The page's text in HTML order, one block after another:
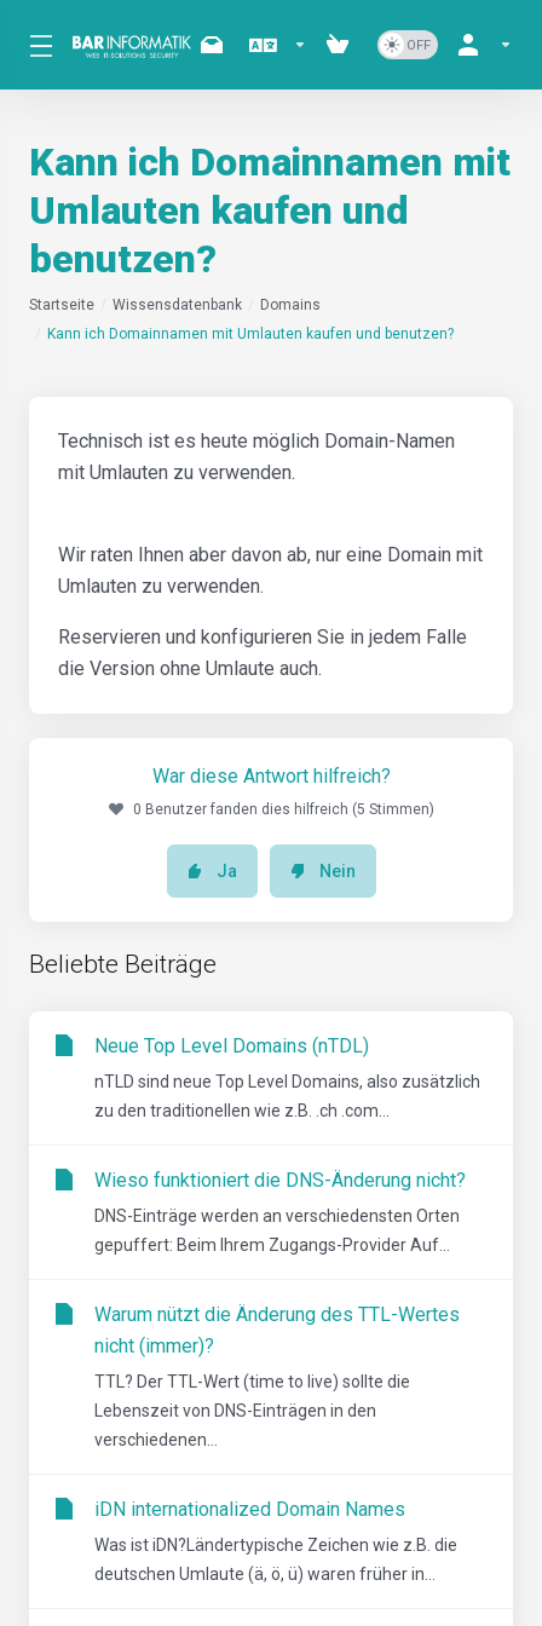
Kann ich Domainnamen mit
Umlauten kaufen und
benutzen?
Startseite Wissensdatenbank
Domains
Kann ich Domainnamen mit Umlauten kaufen und benutzen?
Technisch ist es heute möglich Domain-Namen
mit Umlauten zu verwenden.
Wir raten Ihnen aber davon ab, nur eine Domain mit
Umlauten zu verwenden.
Reservieren und konfigurieren Sie in jedem Falle
die Version ohne Umlaute auch.
War diese Antwort hilfreich?
0 Benutzer fanden dies hilfreich (5 Stimmen)
Ja Nein
Beliebte Beiträge
Neue Top Level Domains (nTDL)
nTLD sind neue Top Level Domains, also zusätzlich
zu den traditionellen wie z.B. .ch .com...
Wieso funktioniert die DNS-Änderung nicht?
DNS-Einträge werden an verschiedensten Orten
gepuffert: Beim Ihrem Zugangs-Provider Auf...
Warum nützt die Änderung des TTL-Wertes
nicht (immer)?
TTL? Der TTL-Wert (time to live) sollte die
Lebenszeit von DNS-Einträgen in den
verschiedenen...
iDN internationalized Domain Names
Was ist iDN?Ländertypische Zeichen wie z.B. die
deutschen Umlaute (ä, ö, ü) waren früher in...